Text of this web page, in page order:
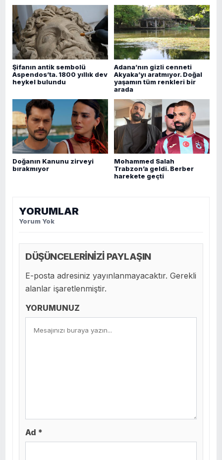
Şifanın antik sembolü
Aspendos’ta. 1800 yıllık dev
heykel bulundu
Adana’nın gizli cenneti
Akyaka’yı aratmıyor. Doğal
yaşamın tüm renkleri bir
arada
Doğanın Kanunu zirveyi
bırakmıyor
Mohammed Salah
Trabzon’a geldi. Berber
harekete geçti
YORUMLAR
Yorum Yok
DÜŞÜNCELERİNİZİ PAYLAŞIN
E-posta adresiniz yayınlanmayacaktır. Gerekli
alanlar işaretlenmiştir.
YORUMUNUZ
Ad *